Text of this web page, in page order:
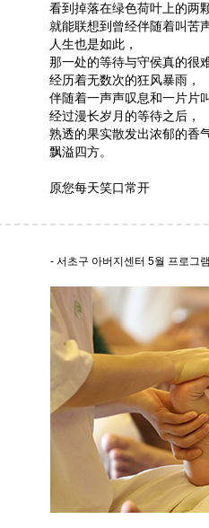
看到掉落在绿色荷叶上的两
就能联想到曾经伴随着叫苦
人生也是如此，
那一处的等待与守侯真的很
经历着无数次的狂风暴雨，
伴随着一声声叹息和一片片
经过漫长岁月的等待之后，
熟透的果实散发出浓郁的香
飘溢四方。
原您每天笑口常开
- 서초구 아버지센터 5월 프로그